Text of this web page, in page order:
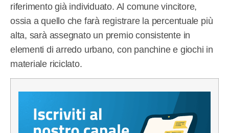
riferimento già individuato. Al comune vincitore,
ossia a quello che farà registrare la percentuale più
alta, sarà assegnato un premio consistente in
elementi di arredo urbano, con panchine e giochi in
materiale riciclato.